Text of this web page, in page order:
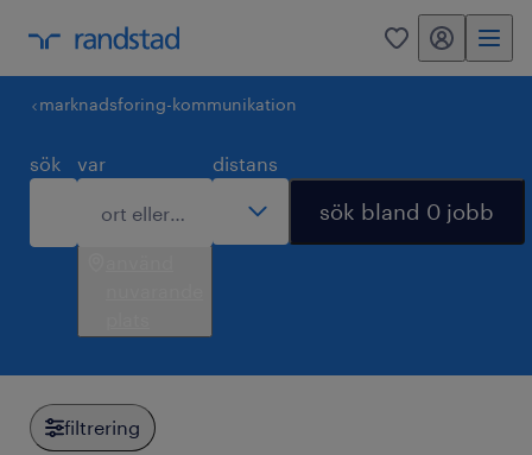
0 mitt randstad
marknadsforing-kommunikation
sök var distans
sök bland 0 jobb
filtrering